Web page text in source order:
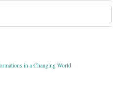
in a Changing World